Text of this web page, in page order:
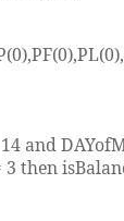
and
then